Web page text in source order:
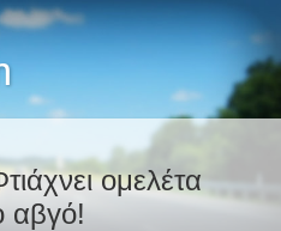
ομελέτα
αβγό!